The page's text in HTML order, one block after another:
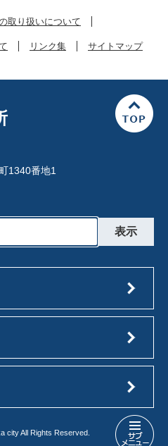
行
取り扱いについて
リンク集 サイトマップ
1340番地1
city All Rights Reserved.